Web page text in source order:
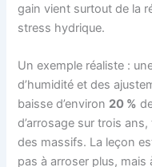
gain vient surtout de la
stress hydrique.
Un exemple réaliste :
d’humidité et des
baisse d’environ 20 %
d’arrosage sur trois
des massifs. La leçon
pas à arroser plus, mais